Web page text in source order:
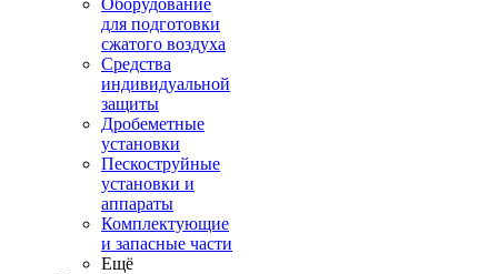
Оборудование
для подготовки
сжатого воздуха
Средства
индивидуальной
защиты
Дробеметные
установки
Пескоструйные
установки и
аппараты
Комплектующие
и запасные части
Ещё